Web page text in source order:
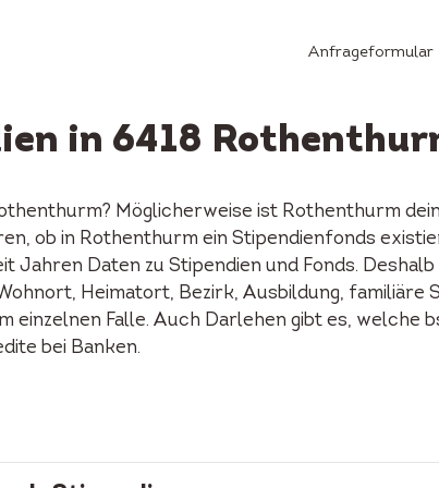
Anfrageformular
in 6418
Möglicherweise ist Rothenthurm
ob in Rothenthurm ein Stipendienfonds
Jahren Daten zu Stipendien und Fonds.
Heimatort, Bezirk, Ausbildung, familiäre
einzelnen Falle. Auch Darlehen gibt es,
bei Banken.